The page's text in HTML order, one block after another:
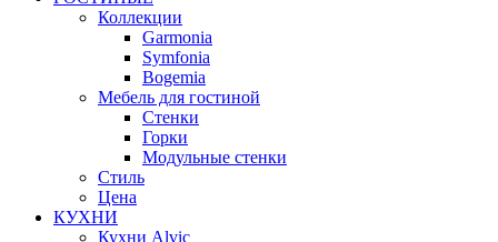
Коллекции
Garmonia
Symfonia
Bogemia
Мебель для гостиной
Стенки
Горки
Модульные стенки
Стиль
Цена
КУХНИ
Кухни Alvic